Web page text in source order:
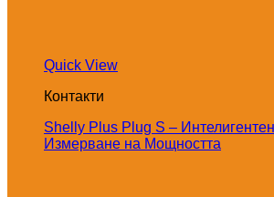
Quick View
Контакти
Shelly Plus Plug S –
Измерване на Мощността